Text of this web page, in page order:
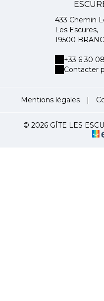
433 Chemin
Les Escures,
19500
+33 6 30
Contacter
Mentions légales |
© 2026 GÎTE LES